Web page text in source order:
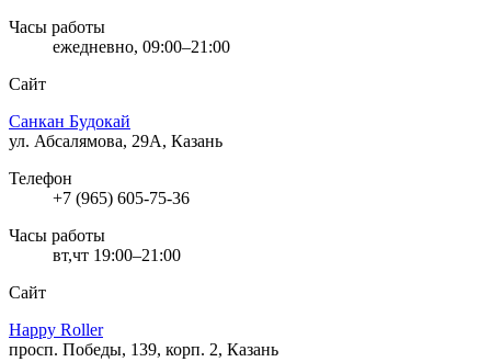
Часы работы
ежедневно, 09:00–21:00
Сайт
Санкан Будокай
ул. Абсалямова, 29А, Казань
Телефон
+7 (965) 605-75-36
Часы работы
вт,чт 19:00–21:00
Сайт
Happy Roller
просп. Победы, 139, корп. 2, Казань